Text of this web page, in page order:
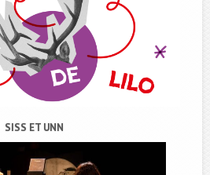
SISS ET UNN